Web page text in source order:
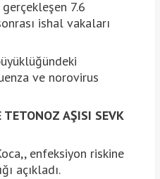
7.6
ishal vakaları
ve norovirus
AŞISI SEVK
enfeksiyon riskine
açıkladı.